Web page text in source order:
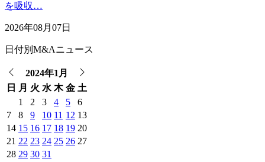
を吸収…
2026年08月07日
日付別M&Aニュース
2024年1月
日 月 火 水 木 金 土
1
2 3 4 5
6
7
8 9 10 11 12 13
14 15 16 17 18 19 20
21 22 23 24 25 26 27
28 29 30 31